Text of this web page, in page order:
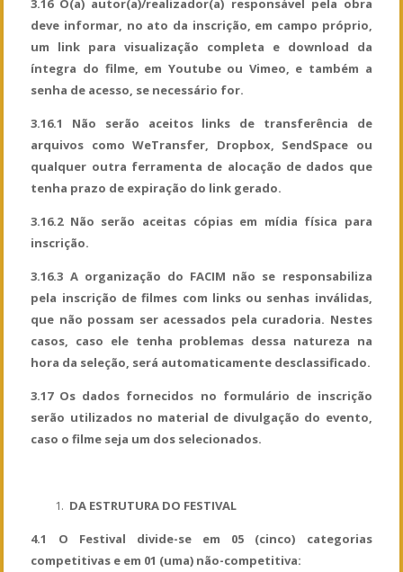
3.16 O(a) autor(a)/realizador(a) responsável pela obra
deve informar, no ato da inscrição, em campo próprio,
um link para visualização completa e download da
íntegra do filme, em Youtube ou Vimeo, e também a
senha de acesso, se necessário for.
3.16.1 Não serão aceitos links de transferência de
arquivos como WeTransfer, Dropbox, SendSpace ou
qualquer outra ferramenta de alocação de dados que
tenha prazo de expiração do link gerado.
3.16.2 Não serão aceitas cópias em mídia física para
inscrição.
3.16.3 A organização do FACIM não se responsabiliza
pela inscrição de filmes com links ou senhas inválidas,
que não possam ser acessados pela curadoria. Nestes
casos, caso ele tenha problemas dessa natureza na
hora da seleção, será automaticamente desclassificado.
3.17 Os dados fornecidos no formulário de inscrição
serão utilizados no material de divulgação do evento,
caso o filme seja um dos selecionados.
DA ESTRUTURA DO FESTIVAL
4.1 O Festival divide-se em 05 (cinco) categorias
competitivas e em 01 (uma) não-competitiva: